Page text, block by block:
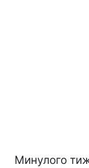
Минулого